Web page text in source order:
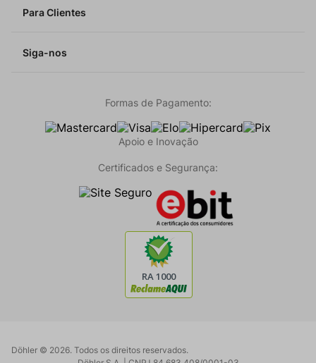
Para Clientes
Siga-nos
Formas de Pagamento:
Apoio e Inovação
Certificados e Segurança:
Döhler © 2026. Todos os direitos reservados.